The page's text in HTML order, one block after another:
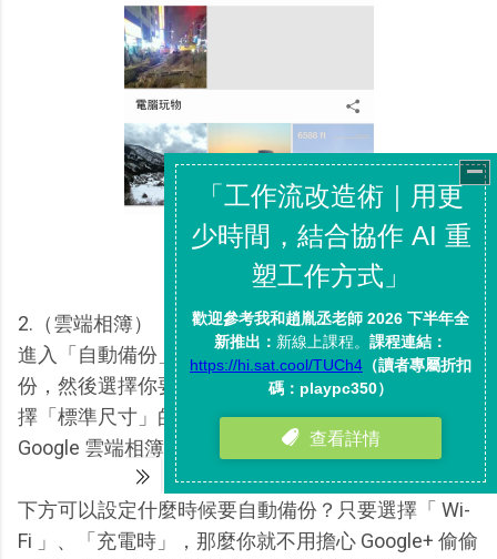
2.（雲端相簿）
進入「自動備份」項目，在右上方「開啟」自動備
份，然後選擇你要同步上傳的「相片大小」，如果選
擇「標準尺寸」的話可以上傳無限多的照片到
Google 雲端相簿，沒有容量的限制。
下方可以設定什麼時候要自動備份？只要選擇「 Wi-
Fi 」、「充電時」，那麼你就不用擔心 Google+ 偷偷